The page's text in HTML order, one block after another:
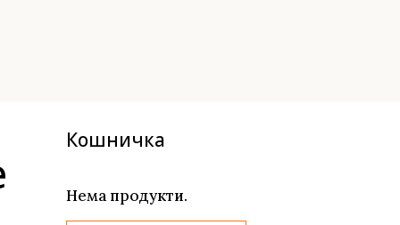
Кошничка
Нема продукти.